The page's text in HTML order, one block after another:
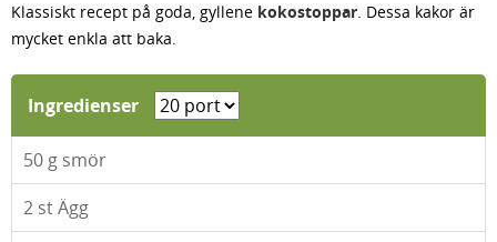
Klassiskt recept på goda, gyllene kokostoppar. Dessa kakor är
mycket enkla att baka.
Ingredienser
50 g smör
2 st Ägg